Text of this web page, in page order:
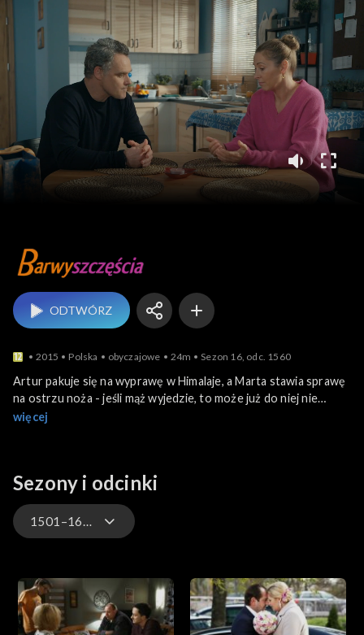
Barwy szczęścia
ODTWÓRZ
2015 Polska obyczajowe 24m Sezon 16, odc. 1560
Artur pakuje się na wyprawę w Himalaje, a Marta stawia sprawę
na ostrzu noża - jeśli mąż wyjedzie, to może już do niej nie
wracać. Hubert nie może znieść obecności Pawła w domu...
więcej
Sezony i odcinki
1501–1600
3201-3300